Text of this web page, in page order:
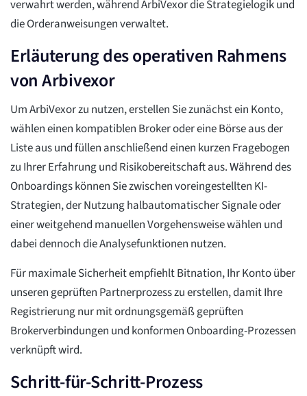
verwahrt werden, während ArbiVexor die Strategielogik und
die Orderanweisungen verwaltet.
Erläuterung des operativen Rahmens
von Arbivexor
Um ArbiVexor zu nutzen, erstellen Sie zunächst ein Konto,
wählen einen kompatiblen Broker oder eine Börse aus der
Liste aus und füllen anschließend einen kurzen Fragebogen
zu Ihrer Erfahrung und Risikobereitschaft aus. Während des
Onboardings können Sie zwischen voreingestellten KI-
Strategien, der Nutzung halbautomatischer Signale oder
einer weitgehend manuellen Vorgehensweise wählen und
dabei dennoch die Analysefunktionen nutzen.
Für maximale Sicherheit empfiehlt Bitnation, Ihr Konto über
unseren geprüften Partnerprozess zu erstellen, damit Ihre
Registrierung nur mit ordnungsgemäß geprüften
Brokerverbindungen und konformen Onboarding-Prozessen
verknüpft wird.
Schritt-für-Schritt-Prozess